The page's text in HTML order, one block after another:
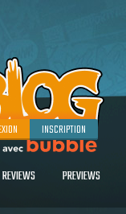
INSCRIPTION
REVIEWS PREVIEWS